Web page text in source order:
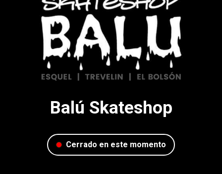
Balú Skateshop
Cerrado en este momento